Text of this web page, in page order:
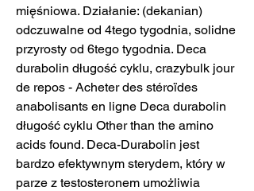
mięśniowa. Działanie: (dekanian)
odczuwalne od 4tego tygodnia, solidne
przyrosty od 6tego tygodnia. Deca
durabolin długość cyklu, crazybulk jour
de repos - Acheter des stéroïdes
anabolisants en ligne Deca durabolin
długość cyklu Other than the amino
acids found. Deca-Durabolin jest
bardzo efektywnym sterydem, który w
parze z testosteronem umożliwia